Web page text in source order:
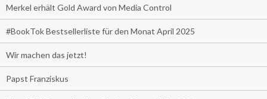
Merkel erhält Gold Award von Media Control
#BookTok Bestsellerliste für den Monat April 2025
Wir machen das jetzt!
Papst Franziskus